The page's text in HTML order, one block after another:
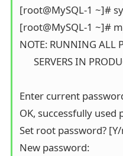
[root@MySQL-1 ~]# systemctl start
[root@MySQL-1 ~]#
NOTE: RUNNING ALL
SERVERS IN
Enter current password for
OK, successfully
Set root password? [Y/n] y
New password: